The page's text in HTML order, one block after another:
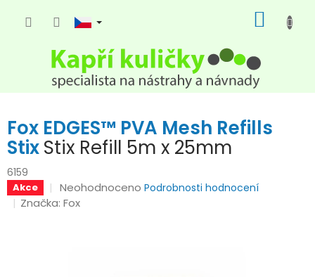
KOŠÍK
Fox EDGES™ PVA Mesh Refills
StixStix Refill 5m x 25mm
6159
Akce
Průměrné
hodnocení
Neohodnoceno Podrobnosti hodnocení
Značka:Fox